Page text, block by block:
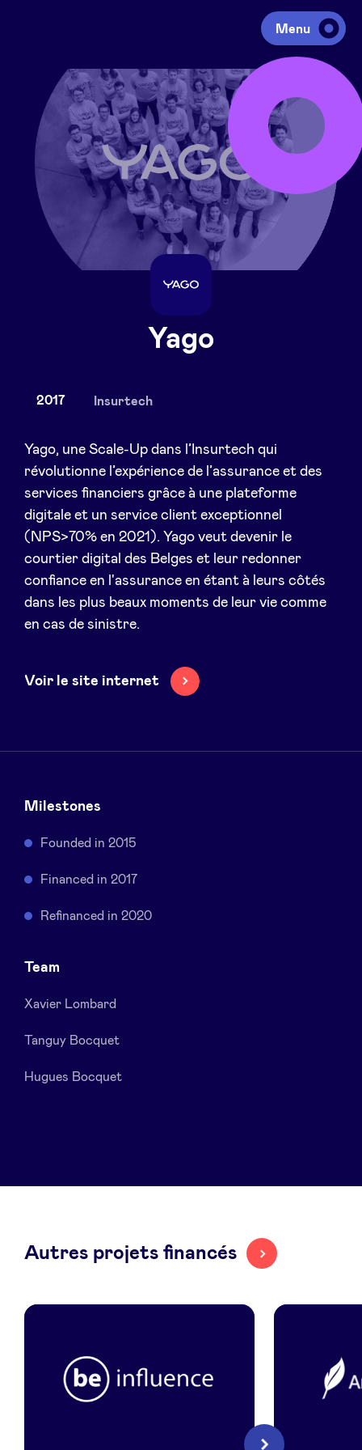
Menu
Investir
Lever des fonds
Portfolio
Agenda
À propos
Actualités
Avantages
BeAngels Academy
BeAngels Luxembourg
BeAngels x PMV
fr en
nl
Yago
2017 Insurtech
Yago, une Scale-Up dans l’Insurtech qui
révolutionne l’expérience de l’assurance et des
services financiers grâce à une plateforme
digitale et un service client exceptionnel
(NPS>70% en 2021). Yago veut devenir le
courtier digital des Belges et leur redonner
confiance en l'assurance en étant à leurs côtés
dans les plus beaux moments de leur vie comme
en cas de sinistre.
Voir le site internet
Milestones
Founded in 2015
Financed in 2017
Refinanced in 2020
Team
Xavier Lombard
Tanguy Bocquet
Hugues Bocquet
Autres projets financés